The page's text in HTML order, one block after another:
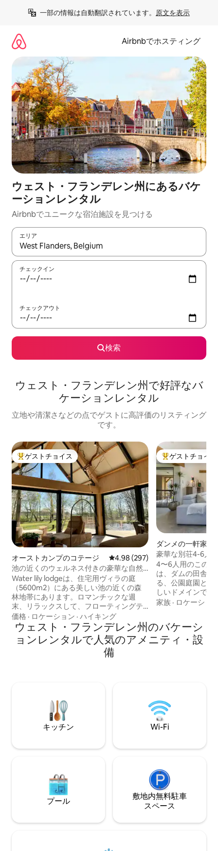
一部の情報は自動翻訳されています。 原文を表示
Airbnbでホスティング
ウェスト・フランデレン州にあるバケ
ーションレンタル
Airbnbでユニークな宿泊施設を見つける
エリア
検索結果が表示されたら、上下の矢印キーを使って移動するか
チェックイン
チェックアウト
検索
ウェスト・フランデレン州で好評なバ
ケーションレンタル
立地や清潔さなどの点でゲストに高評価のリスティング
です。
大好評のゲストチョイスです。
ゲストチョイス
オーストカンプのコテージ レビュー297件、5つ星中4.98つ
4.98 (297)
池の近くのウェルネス付きの豪華な自然
の家
Water lily lodgeは、住宅用ヴィラの庭
（5600m2）にある美しい池の近くの森
林地帯にあります。ロマンチックな週
末、リラックスして、フローティングテ
ラスで静けさを体験したり、ホットタブ
やバレルサウナ（無料）でリラックスし
たり。すべての快適さを備えた豪華なイ
ンテリア。ロッジは、多くのハイキング
コースやサイクリングコースがある自然
価格 · ロケーション · ハイキング
大好評のゲスト
ゲストチョイス
ダンメの一軒家
豪華な別荘4-6人
ベートガーデン
4〜6人用のこの
は、ダムの田舎の
る、公園庭園と素
しいドメインであ
の一部です。この
るキッチンを備え
ビングルームは、
す。全館エアコ
家族 · ロケーショ
ウェスト・フランデレン州のバケーシ
ョンレンタルで人気のアメニティ・設
備
キッチン Wi-Fi
プール
敷地内無料駐⁠車
ス⁠ペ⁠ー⁠ス